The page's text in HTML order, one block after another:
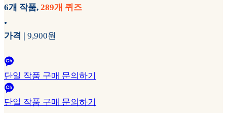
6개 작품, 289개 퀴즈
•
가격 | 9,900원
단일 작품 구매 문의하기
단일 작품 구매 문의하기